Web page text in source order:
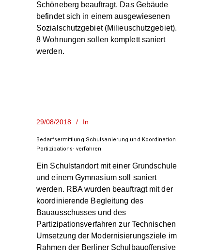
Schöneberg beauftragt. Das Gebäude
befindet sich in einem ausgewiesenen
Sozialschutzgebiet (Milieuschutzgebiet).
8 Wohnungen sollen komplett saniert
werden.
29/08/2018 In
Bedarfsermittlung Schulsanierung und Koordination
Partizipations- verfahren
Ein Schulstandort mit einer Grundschule
und einem Gymnasium soll saniert
werden. RBA wurden beauftragt mit der
koordinierende Begleitung des
Bauausschusses und des
Partizipationsverfahren zur Technischen
Umsetzung der Modernisierungsziele im
Rahmen der Berliner Schulbauoffensive